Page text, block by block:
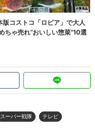
スーパー戦隊 テレビ